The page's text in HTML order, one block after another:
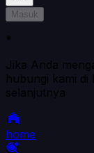
Masuk
*
Jika Anda
hubungi kami di
selanjutnya
home